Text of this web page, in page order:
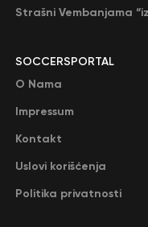
SOCCERSPORTAL
O Nama
Impressum
Kontakt
Uslovi korišćenja
Politika privatnosti